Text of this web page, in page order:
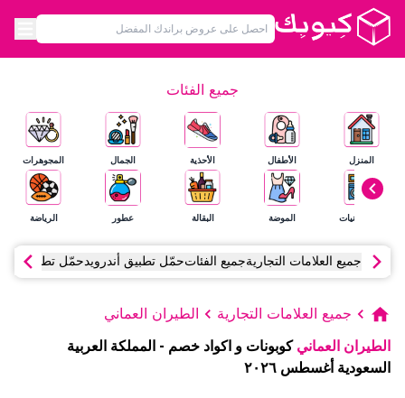
جميع الفئات
المنزل
الإلكترونيات
الأطفال
الموضة
الأحذية
البقالة
الجمال
عطور
المجوهرات
الرياضة
جميع العلامات التجاريةجميع الفئاتحمّل تطبيق أندرويدحمّل تطبيق آي
جميع العلامات التجارية الطيران العماني
الطيران العماني كوبونات و اكواد خصم -
المملكة العربية
السعودية أغسطس ٢٠٢٦